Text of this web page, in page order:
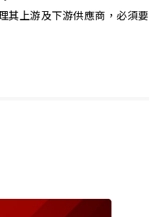
其上游及下游供應商，必須要